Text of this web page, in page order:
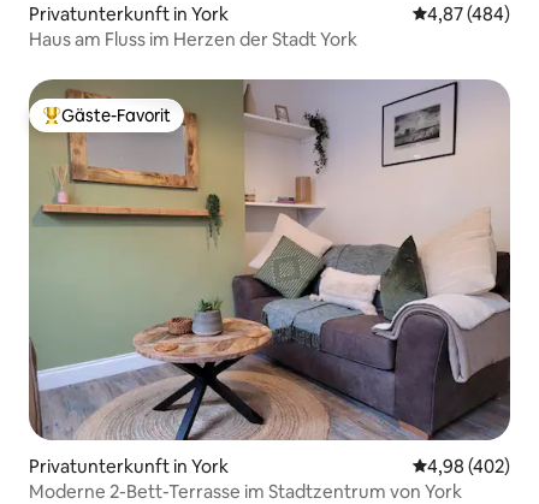
Privatunterkunft in York
4,87 (484)
Haus am Fluss im Herzen der Stadt York
Beliebter Gäste-Favorit.
Gäste-Favorit
Privatunterkunft in York
4,98 (402)
Moderne 2-Bett-Terrasse im Stadtzentrum von York